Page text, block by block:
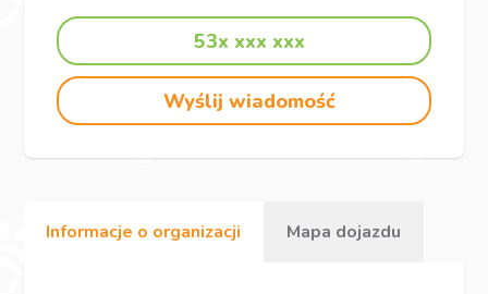
53x xxx xxx
Wyślij wiadomość
Informacje o organizacji Mapa dojazdu